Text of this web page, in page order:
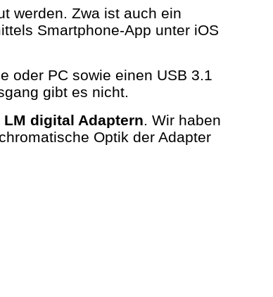
werden. Zwa ist auch ein
Smartphone-App unter iOS
oder PC sowie einen USB 3.1
gibt es nicht.
LM digital Adaptern. Wir haben
Optik der Adapter